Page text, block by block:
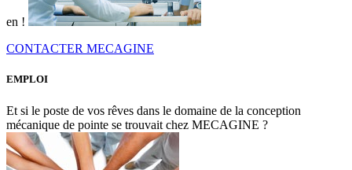
en !
CONTACTER MECAGINE
EMPLOI
Et si le poste de vos rêves dans le domaine de la conception
mécanique de pointe se trouvait chez MECAGINE ?